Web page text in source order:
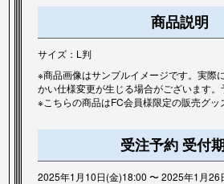
商品説明
サイズ：L判
※商品画像はサンプルイメージです。実際
かい仕様変更が生じる場合がございます。
※こちらの商品はFC会員様限定の販売グッ
受注予約 受付
2025年1月10日(金)18:00 〜 2025年1月26